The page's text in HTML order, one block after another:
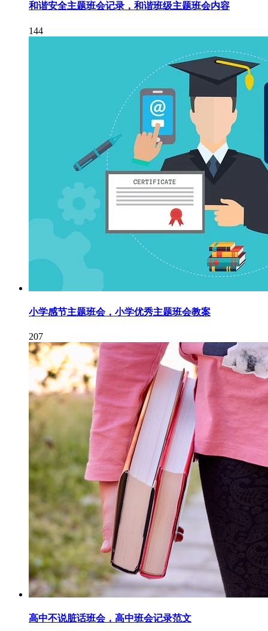
和谐安全主题班会记录，和谐班级主题班会内容
144
小学感节主题班会，小学优秀主题班会教案
207
高中不说脏话班会，高中班会记录范文